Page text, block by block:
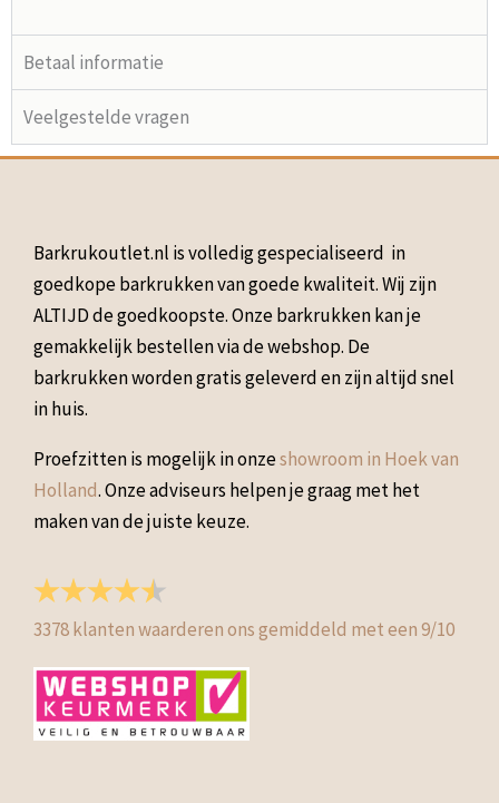
Betaal informatie
Veelgestelde vragen
Barkrukoutlet.nl is volledig gespecialiseerd in
goedkope barkrukken van goede kwaliteit. Wij zijn
ALTIJD de goedkoopste. Onze barkrukken kan je
gemakkelijk bestellen via de webshop. De
barkrukken worden gratis geleverd en zijn altijd snel
in huis.
Proefzitten is mogelijk in onzeshowroom in Hoek van
Holland. Onze adviseurs helpen je graag met het
maken van de juiste keuze.
3378klanten waarderen ons gemiddeld met een9/10